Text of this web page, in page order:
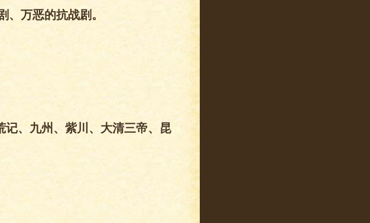
万恶的抗战剧。
、九州、紫川、大清三帝、昆